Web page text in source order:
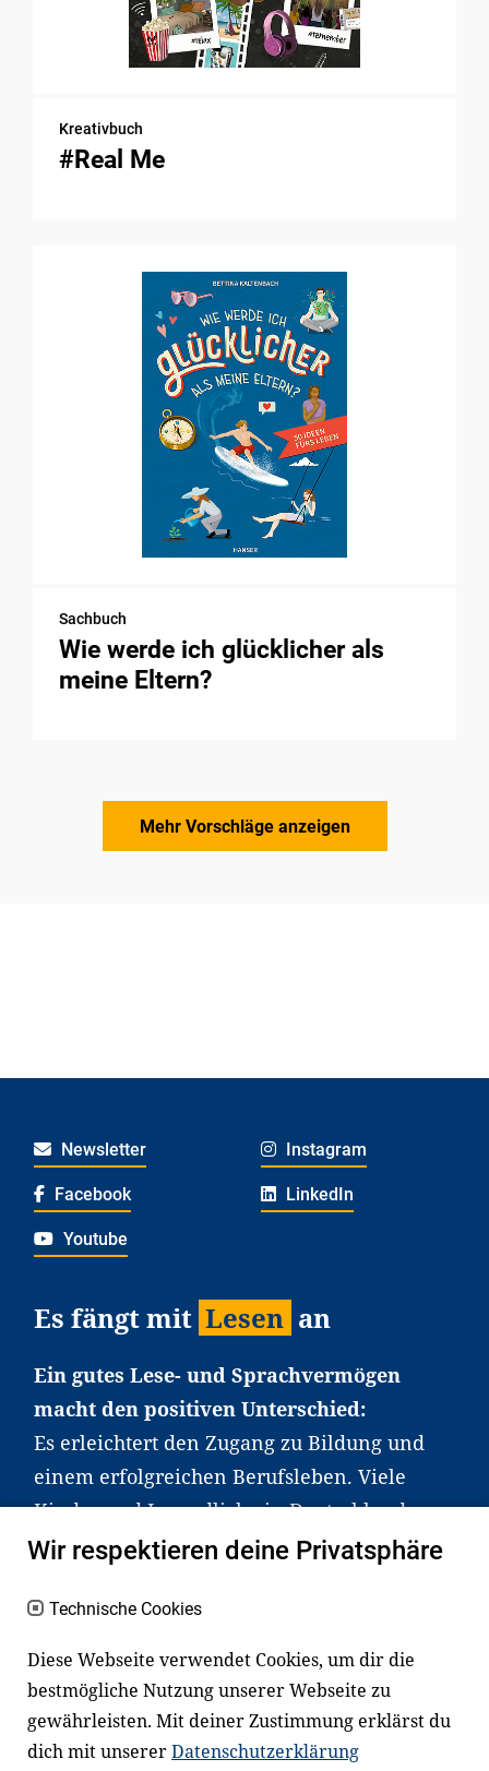
Kreativbuch
#Real Me
Sachbuch
Wie werde ich glücklicher als
meine Eltern?
Mehr Vorschläge anzeigen
Newsletter Instagram
Facebook LinkedIn
Youtube
Es fängt mit Lesen an
Ein gutes Lese- und Sprachvermögen
macht den positiven Unterschied:
Es erleichtert den Zugang zu Bildung und
einem erfolgreichen Berufsleben. Viele
Kinder und Jugendliche in Deutschland
haben aber große Schwierigkeiten dabei.
an Familien sowie an Erzieher*innen,
Lehrer*innen und andere
Fachexpert*innen. Dafür arbeiten wir eng
mit Ministerien, wissenschaftlichen
Einrichtungen, Verbänden, Unternehmen
Wir respektieren deine Privatsphäre
Technische Cookies
Diese Webseite verwendet Cookies, um dir die
bestmögliche Nutzung unserer Webseite zu
gewährleisten. Mit deiner Zustimmung erklärst du
dich mit unsererDatenschutzerklärung